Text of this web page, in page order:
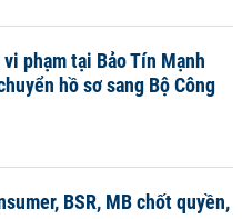
phạm tại Bảo Tín Mạnh
hồ sơ sang Bộ Công
BSR, MB chốt quyền,